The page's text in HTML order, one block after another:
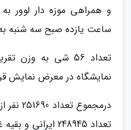
و همراهی موزه دار لوور
ساعت یازده صبح سه شنبه
نمایشگاه در معرض نمایش
درمجموع
تعداد 248945 ایرانی و بقیه غیرایرانی بودند.